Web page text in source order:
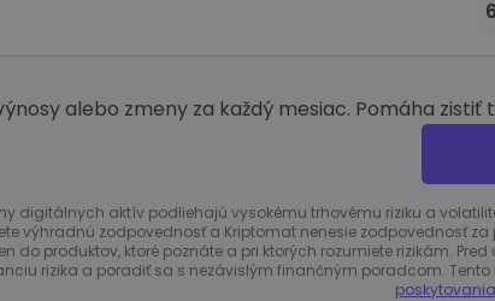
alebo zmeny za každý mesiac. Pomáha
digitálnych aktív podliehajú vysokému trhovému riziku a
výhradnú zodpovednosť a Kriptomat nenesie zodpovednosť
do produktov, ktoré poznáte a pri ktorých rozumiete rizikám.
rizika a poradiť sa s nezávislým finančným poradcom.